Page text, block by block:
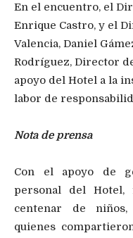
En el encuentro, el
Enrique Castro, y el
Valencia, Daniel
Rodríguez, Director
apoyo del Hotel a la
labor de
Nota de prensa
Con el apoyo de
personal del Hotel,
centenar de niños,
quienes